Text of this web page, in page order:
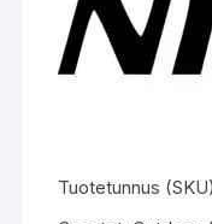
Tuotetunnus